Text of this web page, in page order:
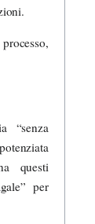
“senza
questi
per